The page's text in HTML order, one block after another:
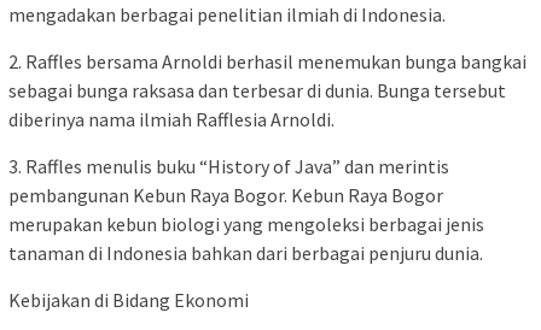
mengadakan berbagai penelitian ilmiah di Indonesia.
2. Raffles bersama Arnoldi berhasil menemukan bunga bangkai
sebagai bunga raksasa dan terbesar di dunia. Bunga tersebut
diberinya nama ilmiah Rafflesia Arnoldi.
3. Raffles menulis buku “History of Java” dan merintis
pembangunan Kebun Raya Bogor. Kebun Raya Bogor
merupakan kebun biologi yang mengoleksi berbagai jenis
tanaman di Indonesia bahkan dari berbagai penjuru dunia.
Kebijakan di Bidang Ekonomi